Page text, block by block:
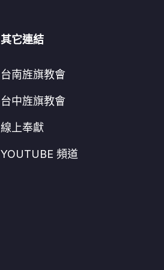
其它連結
台南旌旗教會
台中旌旗教會
線上奉獻
YOUTUBE 頻道